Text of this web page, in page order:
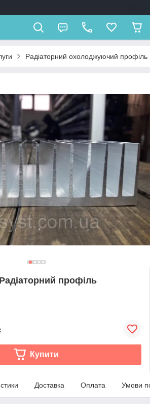
Радіаторний охолоджуючий профіль
профіль
Купити
Доставка Оплата Умови